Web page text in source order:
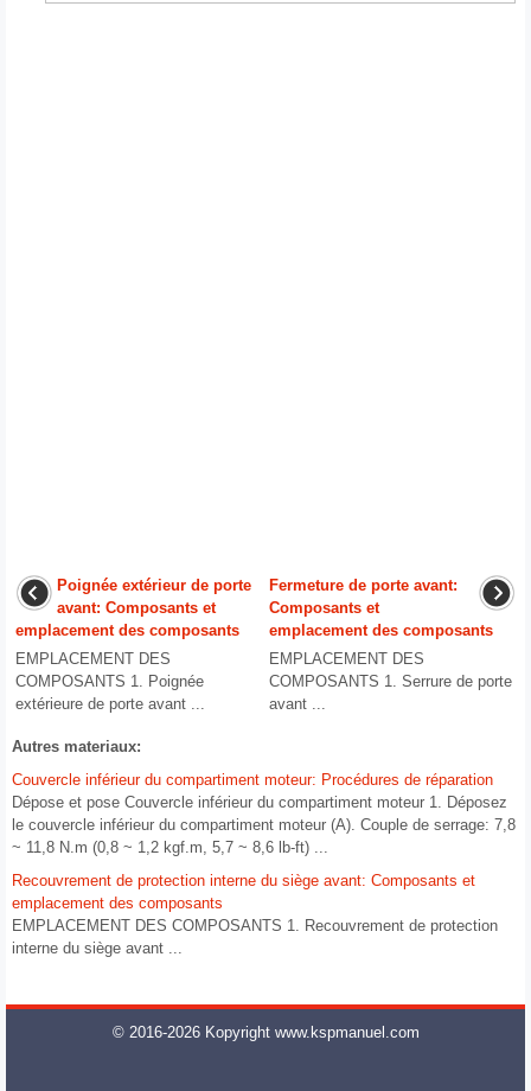
Poignée extérieur de porte
avant: Composants et
emplacement des composants
EMPLACEMENT DES
COMPOSANTS 1. Poignée
extérieure de porte avant ...
Fermeture de porte avant:
Composants et
emplacement des composants
EMPLACEMENT DES
COMPOSANTS 1. Serrure de porte
avant ...
Autres materiaux:
Couvercle inférieur du compartiment moteur: Procédures de réparation
Dépose et pose Couvercle inférieur du compartiment moteur 1. Déposez
le couvercle inférieur du compartiment moteur (A). Couple de serrage: 7,8
~ 11,8 N.m (0,8 ~ 1,2 kgf.m, 5,7 ~ 8,6 lb-ft) ...
Recouvrement de protection interne du siège avant: Composants et
emplacement des composants
EMPLACEMENT DES COMPOSANTS 1. Recouvrement de protection
interne du siège avant ...
© 2016-2026 Kopyright www.kspmanuel.com